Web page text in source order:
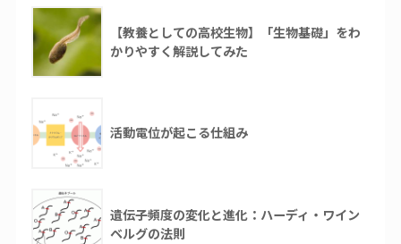
【教養としての高校生物】「生物基礎」をわ
かりやすく解説してみた
活動電位が起こる仕組み
遺伝子頻度の変化と進化：ハーディ・ワイン
ベルグの法則